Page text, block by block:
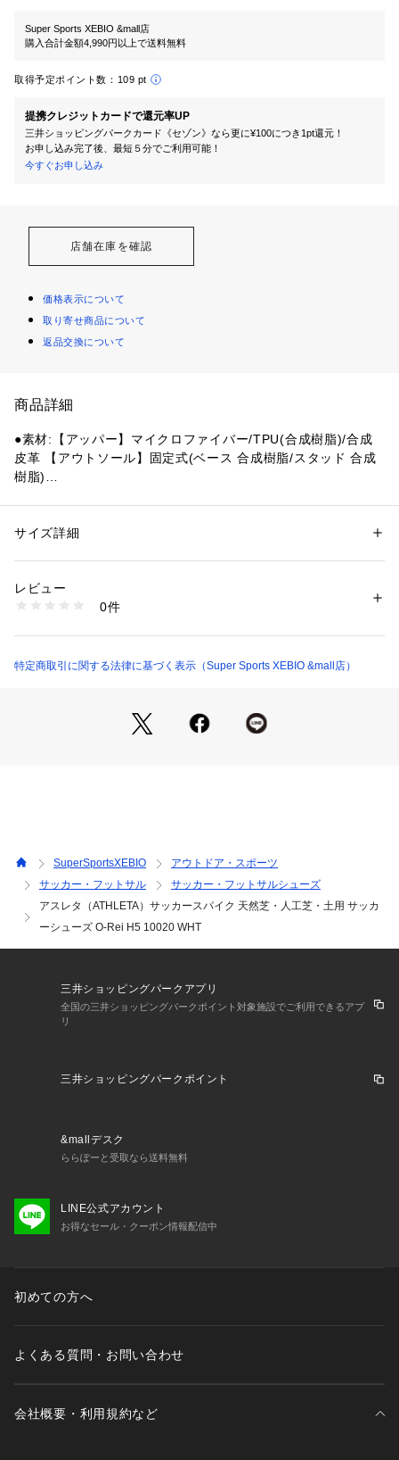
Super Sports XEBIO &mall店
購入合計金額4,990円以上で送料無料
取得予定ポイント数： 109 pt
提携クレジットカードで還元率UP
三井ショッピングパークカード《セゾン》なら更に¥100につき1pt還元！
お申し込み完了後、最短５分でご利用可能！
今すぐお申し込み
店舗在庫を確認
価格表示について
取り寄せ商品について
返品交換について
商品詳細
●素材:【アッパー】マイクロファイバー/TPU(合成樹脂)/合成
皮革 【アウトソール】固定式(ベース 合成樹脂/スタッド 合成
樹脂)
●ベトナム製
●サッカー用:天然芝・人工芝・土グラウンド用
●新たな質感のマイクロファイバーにGRIDSHELLの素材構成
め、多少の誤差が生じる場合がございます。
【こちらの商品について】
せください。
※一部商品において弊社カラー表記がメーカーカラー表記と異
なる場合がございます。
※ブラウザやお使いのモニター環境により、掲載画像と実際の
予告なく変更することがあります。あらかじめご了承くださ
い。アスレタ ATHLETA スーパースポーツゼビオ ゼビオ Supe
r Sports XEBIO サッカーシューズ 靴 固定式スパイク 白 ホワ
5cp sp158BIG spm2320 fispm20 0525lcpn_p spcp2006 10p
性別：レディース
ー・フットサルシューズ
1540000409722
サイズ詳細
レビュー
0件
特定商取引に関する法律に基づく表示（Super Sports XEBIO &mall店）
SuperSportsXEBIO
アウトドア・スポーツ
サッカー・フットサル
サッカー・フットサルシューズ
アスレタ（ATHLETA）サッカースパイク 天然芝・人工芝・土用 サッカ
ーシューズ O-Rei H5 10020 WHT
三井ショッピングパークアプリ
全国の三井ショッピングパークポイント対象施設でご利用できるアプ
リ
三井ショッピングパークポイント
&mallデスク
ららぽーと受取なら送料無料
LINE公式アカウント
お得なセール・クーポン情報配信中
初めての方へ
よくある質問・お問い合わせ
会社概要・利用規約など